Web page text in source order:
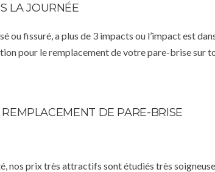
LA JOURNÉE
ou fissuré, a plus de 3 impacts ou l’impact est
pour le remplacement de votre pare-brise sur
DE PARE-BRISE
nos prix très attractifs sont étudiés très